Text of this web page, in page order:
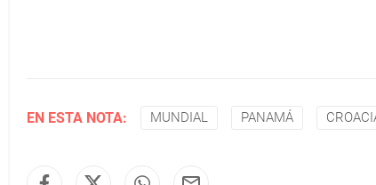
EN ESTA NOTA: MUNDIAL PANAMÁ